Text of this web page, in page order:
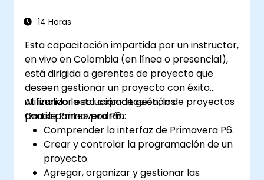
14 Horas
Esta capacitación impartida por un instructor,
en vivo en Colombia (en línea o presencial),
está dirigida a gerentes de proyecto que
deseen gestionar un proyecto con éxito
utilizando la solución de gestión de proyectos
Oracle Primavera P6.
Al finalizar esta capacitación, los
participantes podrán:
Comprender la interfaz de Primavera P6.
Crear y controlar la programación de un
proyecto.
Agregar, organizar y gestionar las